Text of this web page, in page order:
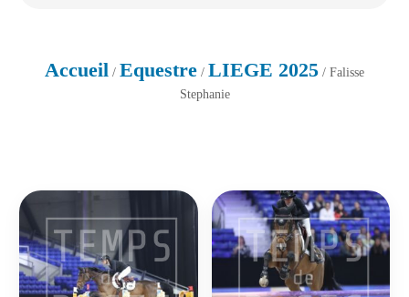
Accueil / Equestre / LIEGE 2025 / Falisse
Stephanie